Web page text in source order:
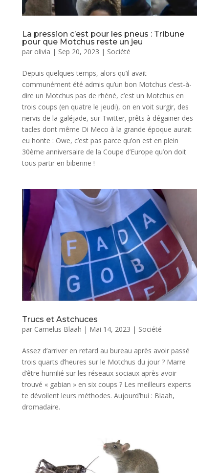
La pression c’est pour les pneus : Tribune
pour que Motchus reste un jeu
par olivia | Sep 20, 2023 | Société
Depuis quelques temps, alors qu’il avait
communément été admis qu’un bon Motchus c’est-à-
dire un Motchus pas de rhéné, c’est un Motchus en
trois coups (en quatre le jeudi), on en voit surgir, des
nervis de la galéjade, sur Twitter, prêts à dégainer des
tacles dont même Di Meco à la grande époque aurait
eu honte : Owe, c’est pas parce qu’on est en plein
30ème anniversaire de la Coupe d’Europe qu’on doit
tous partir en biberine !
Trucs et Astchuces
par Camelus Blaah | Mai 14, 2023 | Société
Assez d’arriver en retard au bureau après avoir passé
trois quarts d’heures sur le Motchus du jour ? Marre
d’être humilié sur les réseaux sociaux après avoir
trouvé « gabian » en six coups ? Les meilleurs experts
te dévoilent leurs méthodes. Aujourd’hui : Blaah,
dromadaire.